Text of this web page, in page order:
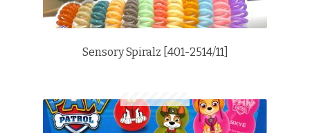
Sensory Spiralz [401-2514/11]